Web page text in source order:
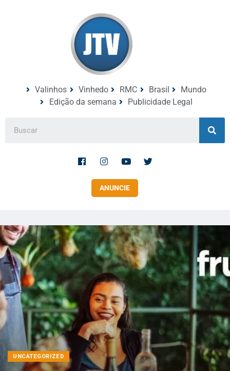
Valinhos Vinhedo RMC Brasil
Mundo
Edição da semana
Publicidade Legal
ANUNCIE
UNCATEGORIZED